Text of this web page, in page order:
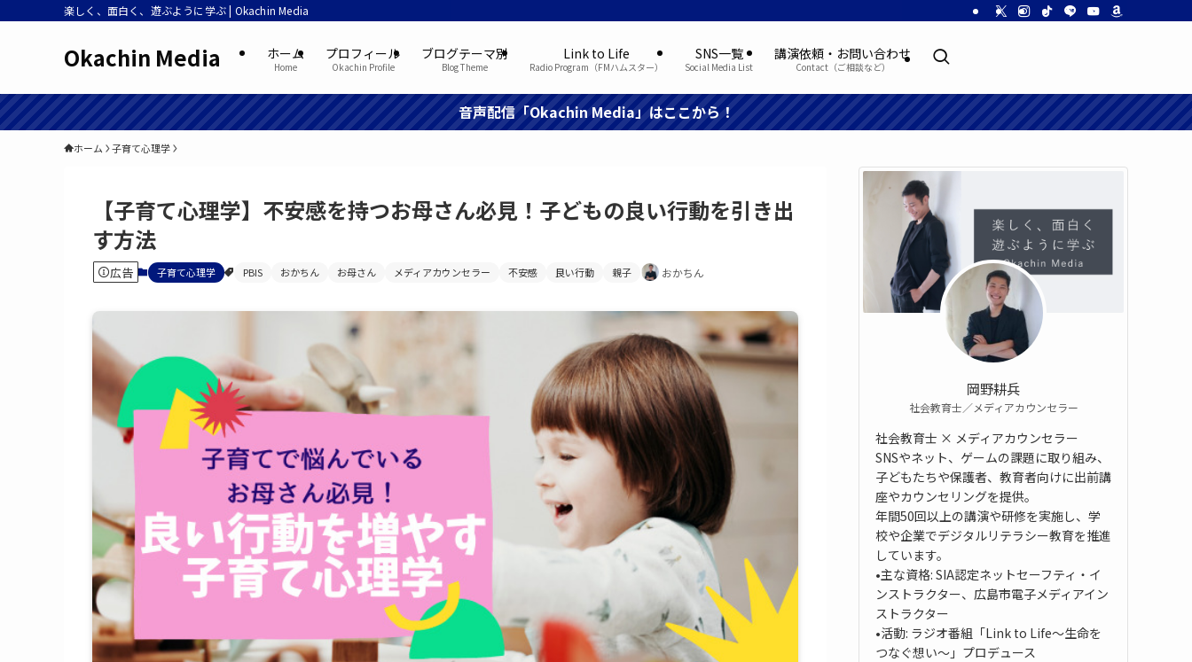
楽しく、面白く、遊ぶように学ぶ | Okachin Media
Okachin Media ホーム
Home
プロフィール
Okachin Profile
ブログテーマ別
Blog Theme
Link to Life
Radio Program（FMハムスター）
SNS一覧
Social Media List
講演依頼・お問い合わせ
Contact（ご相談など）
音声配信「Okachin Media」はここから！
ホーム 子育て心理学
【子育て心理学】不安感を持つお母さん必見！子どもの良い行動を引き出
す方法
広告 子育て心理学 PBIS おかちん お母さん メディアカウンセラー 不安感 良い行動 親子 おかちん
岡野耕兵
社会教育士／メディアカウンセラー
社会教育士 × メディアカウンセラー
SNSやネット、ゲームの課題に取り組み、
子どもたちや保護者、教育者向けに出前講
座やカウンセリングを提供。
年間50回以上の講演や研修を実施し、学
校や企業でデジタルリテラシー教育を推進
しています。
•主な資格: SIA認定ネットセーフティ・イ
ンストラクター、広島市電子メディアイン
ストラクター
•活動: ラジオ番組「Link to Life～生命を
つなぐ想い～」プロデュース